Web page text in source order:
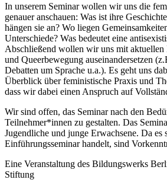
In unserem Seminar wollen wir uns die
genauer anschauen: Was ist ihre
hängen sie an? Wo liegen
Unterschiede? Was bedeutet eine
Abschließend wollen wir uns mit aktuellen
und Queerbewegung auseinandersetzen
Debatten um Sprache u.a.). Es geht uns
Überblick über feministische Praxis und
dass wir dabei einen Anspruch auf
Wir sind offen, das Seminar nach den
Teilnehmer*innen zu gestalten. Das
Jugendliche und junge Erwachsene. Da es
Einführungsseminar handelt, sind
Eine Veranstaltung des Bildungswerks
Stiftung